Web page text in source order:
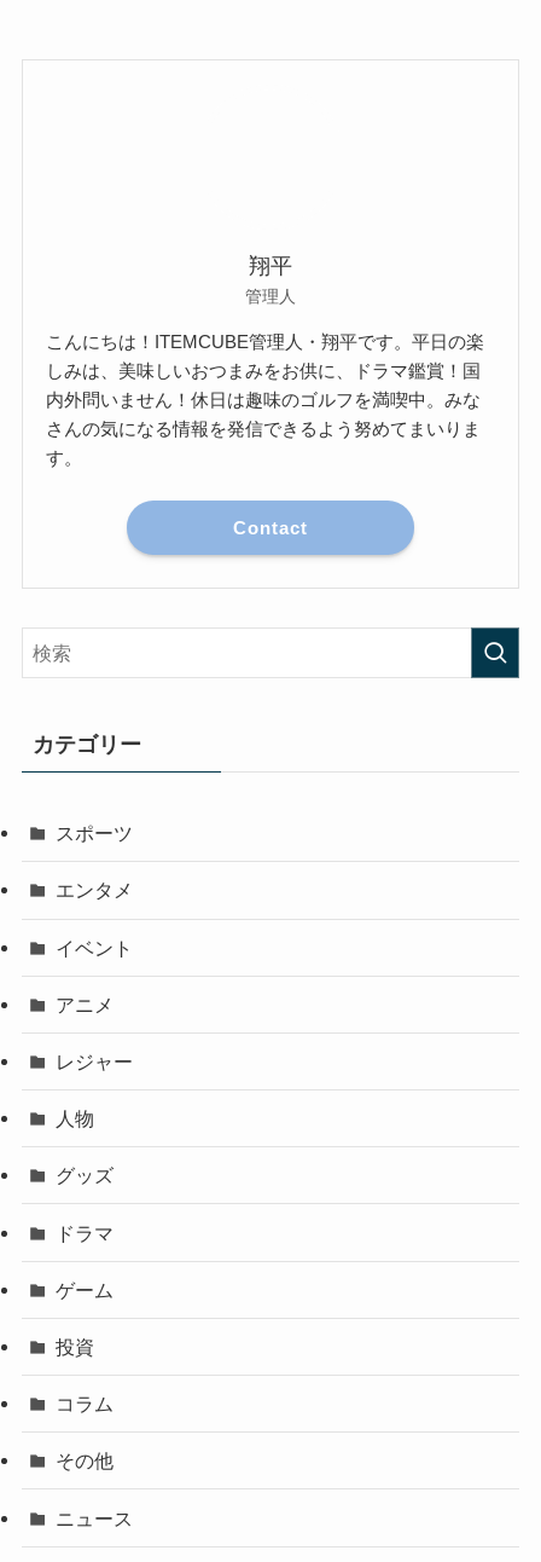
翔平
管理人
こんにちは！ITEMCUBE管理人・翔平です。平日の楽
しみは、美味しいおつまみをお供に、ドラマ鑑賞！国
内外問いません！休日は趣味のゴルフを満喫中。みな
さんの気になる情報を発信できるよう努めてまいりま
す。
Contact
カテゴリー
スポーツ
エンタメ
イベント
アニメ
レジャー
人物
グッズ
ドラマ
ゲーム
投資
コラム
その他
ニュース